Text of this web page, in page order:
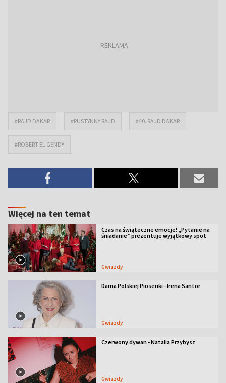
#RAJD DAKAR #PUSTYNNY RAJD #40. RAJD DAKAR
#ROBERT EL GENDY
Więcej na ten temat
Czas na świąteczne emocje! „Pytanie na
śniadanie” prezentuje wyjątkowy spot
Gwiazdy
Dama Polskiej Piosenki - Irena Santor
Gwiazdy
Czerwony dywan - Natalia Przybysz
Gwiazdy